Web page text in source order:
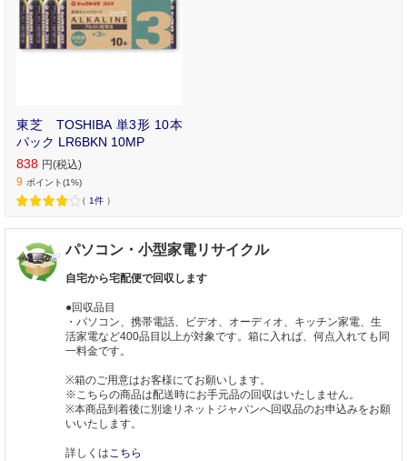
東芝 TOSHIBA 単3形 10本
パック LR6BKN 10MP
838 円(税込)
9 ポイント(1%)
（ 1件 ）
パソコン・小型家電リサイクル
自宅から宅配便で回収します
●回収品目
・パソコン、携帯電話、ビデオ、オーディオ、キッチン家電、生
活家電など400品目以上が対象です。箱に入れば、何点入れても同
一料金です。
※箱のご用意はお客様にてお願いします。
※こちらの商品は配送時にお手元品の回収はいたしません。
※本商品到着後に別途リネットジャパンへ回収品のお申込みをお願
いいたします。
詳しくはこちら